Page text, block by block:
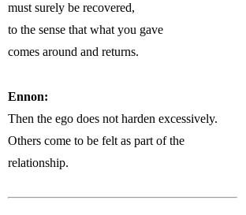
must surely be recovered,
to the sense that what you gave
comes around and returns.
Ennon:
Then the ego does not harden excessively.
Others come to be felt as part of the
relationship.